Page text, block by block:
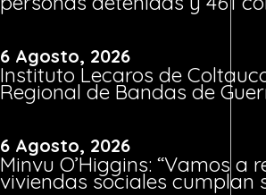
6 Agosto, 2026
Instituto Lecaros de
Regional de Bandas de
6 Agosto, 2026
Minvu O’Higgins: “Vamos a
viviendas sociales cumplan